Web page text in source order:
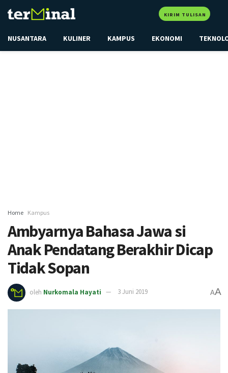
KIRIM TULISAN
NUSANTARA KULINER KAMPUS EKONOMI
Home Kampus
Ambyarnya Bahasa Jawa si
Anak Pendatang Berakhir Dicap
Tidak Sopan
oleh Nurkomala Hayati 3 Juni 2019 AA